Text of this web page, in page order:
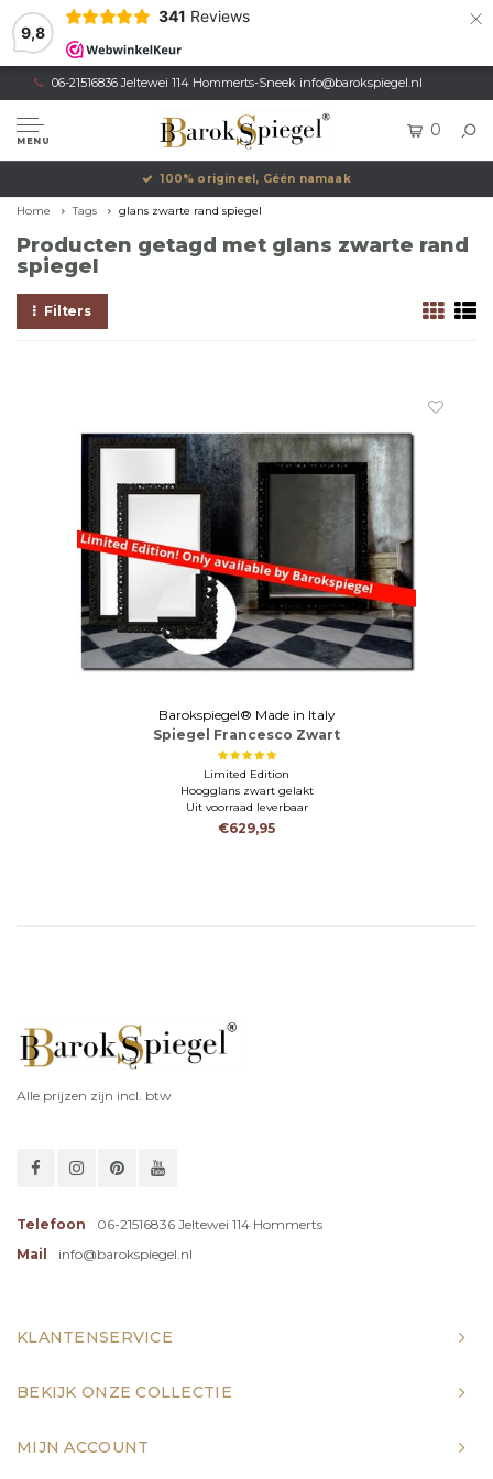
9,8
341 Reviews ×
06-21516836 Jeltewei 114 Hommerts-Sneek info@barokspiegel.nl
MENU
0
100% origineel, Géén namaak
Home Tags glans zwarte rand spiegel
Producten getagd met glans zwarte rand
spiegel
Filters
Barokspiegel® Made in Italy
Spiegel Francesco Zwart
Limited Edition
Hoogglans zwart gelakt
Uit voorraad leverbaar
€629,95
Alle prijzen zijn incl. btw
Telefoon
06-21516836 Jeltewei 114 Hommerts
Mail
info@barokspiegel.nl
KLANTENSERVICE
BEKIJK ONZE COLLECTIE
MIJN ACCOUNT